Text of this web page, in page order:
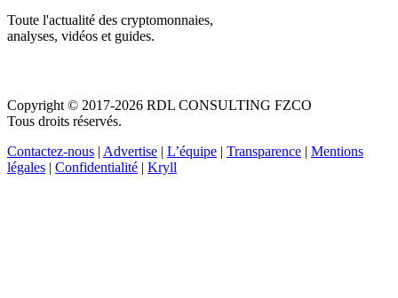
Toute l'actualité des cryptomonnaies,
analyses, vidéos et guides.
Copyright © 2017-2026 RDL CONSULTING FZCO
Tous droits réservés.
Contactez-nous | Advertise | L’équipe | Transparence | Mentions
légales | Confidentialité | Kryll